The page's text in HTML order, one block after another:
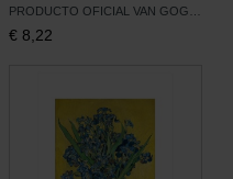
€ 8,22